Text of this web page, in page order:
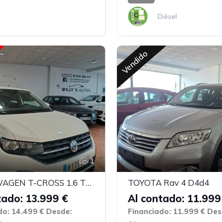
Diésel
1
VOLKSWAGEN T-CROSS 1.6 TDI
13.999 €
14.499 € Desde:
Vendido
TOYOTA Rav 4 D4d4
Al contado:
Financiado: 11.999 €